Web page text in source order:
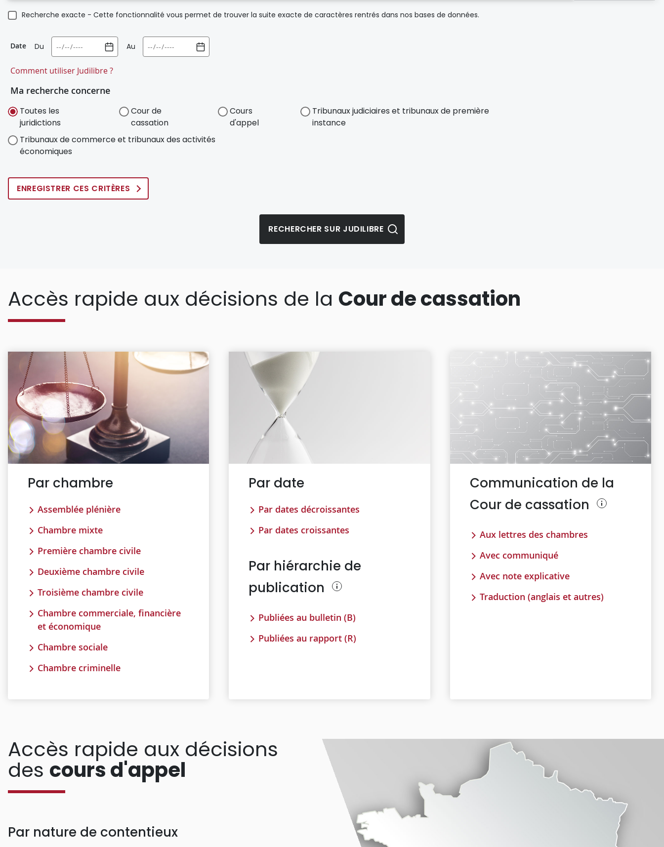
Recherche exacte - Cette fonctionnalité vous permet de trouver la suite exacte de caractères rentrés dans nos bases de données.
Date Du Au
Comment utiliser Judilibre ?
Ma recherche concerne
Toutes les
juridictions
Cour de
cassation
Cours
d'appel
Tribunaux judiciaires et tribunaux de première
instance
Tribunaux de commerce et tribunaux des activités
économiques
ENREGISTRER CES CRITÈRES
Accès rapide aux décisions de la Cour de cassation
Par chambre
Assemblée plénière
Chambre mixte
Première chambre civile
Deuxième chambre civile
Troisième chambre civile
Chambre commerciale, financière
et économique
Chambre sociale
Chambre criminelle
Par date
Par dates décroissantes
Par dates croissantes
Par hiérarchie de
publication
Publiées au bulletin (B)
Publiées au rapport (R)
Communication de la
Cour de cassation
Aux lettres des chambres
Avec communiqué
Avec note explicative
Traduction (anglais et autres)
Accès rapide aux décisions
des cours d'appel
Par nature de contentieux